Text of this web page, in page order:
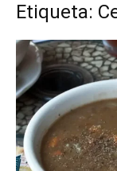
Etiqueta: